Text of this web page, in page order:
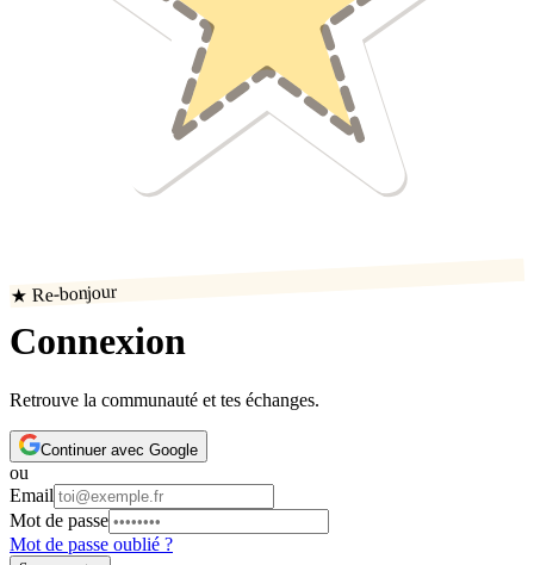
★ Re-bonjour
Connexion
Retrouve la communauté et tes échanges.
Continuer avec Google
ou
Email
Mot de passe
Mot de passe oublié ?